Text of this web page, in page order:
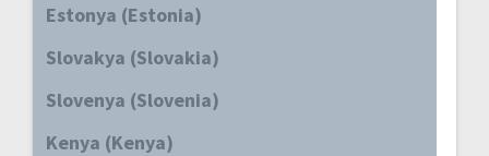
Estonya (Estonia)
Slovakya (Slovakia)
Slovenya (Slovenia)
Kenya (Kenya)